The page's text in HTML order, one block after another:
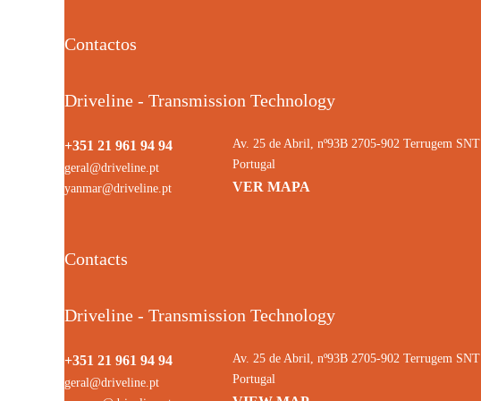
Contactos
Driveline - Transmission Technology
+351 21 961 94 94
geral@driveline.pt
yanmar@driveline.pt
Av. 25 de Abril, nº93B 2705-902 Terrugem SNT
Portugal
VER MAPA
Contacts
Driveline - Transmission Technology
+351 21 961 94 94
geral@driveline.pt
Av. 25 de Abril, nº93B 2705-902 Terrugem SNT
Portugal